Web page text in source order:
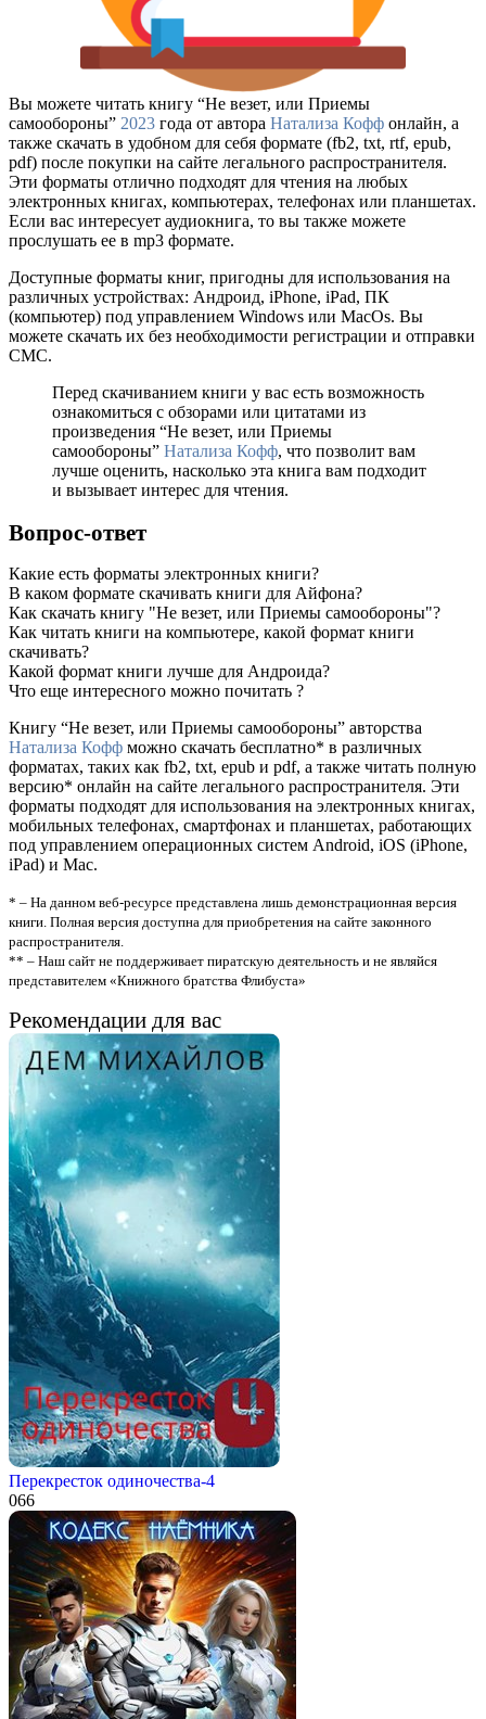
Вы можете читать книгу “Не везет, или Приемы
самообороны” 2023 года от автора Натализа Кофф онлайн, а
также скачать в удобном для себя формате (fb2, txt, rtf, epub,
pdf) после покупки на сайте легального распространителя.
Эти форматы отлично подходят для чтения на любых
электронных книгах, компьютерах, телефонах или планшетах.
Если вас интересует аудиокнига, то вы также можете
прослушать ее в mp3 формате.
Доступные форматы книг, пригодны для использования на
различных устройствах: Андроид, iPhone, iPad, ПК
(компьютер) под управлением Windows или MacOs. Вы
можете скачать их без необходимости регистрации и отправки
СМС.
Перед скачиванием книги у вас есть возможность
ознакомиться с обзорами или цитатами из
произведения “Не везет, или Приемы
самообороны” Натализа Кофф, что позволит вам
лучше оценить, насколько эта книга вам подходит
и вызывает интерес для чтения.
Вопрос-ответ
Какие есть форматы электронных книги?
В каком формате скачивать книги для Айфона?
Как скачать книгу "Не везет, или Приемы самообороны"?
Как читать книги на компьютере, какой формат книги
скачивать?
Какой формат книги лучше для Андроида?
Что еще интересного можно почитать ?
Книгу “Не везет, или Приемы самообороны” авторства
Натализа Кофф можно скачать бесплатно* в различных
форматах, таких как fb2, txt, epub и pdf, а также читать полную
версию* онлайн на сайте легального распространителя. Эти
форматы подходят для использования на электронных книгах,
мобильных телефонах, смартфонах и планшетах, работающих
под управлением операционных систем Android, iOS (iPhone,
iPad) и Mac.
* – На данном веб-ресурсе представлена лишь демонстрационная версия
книги. Полная версия доступна для приобретения на сайте законного
распространителя.
** – Наш сайт не поддерживает пиратскую деятельность и не являйся
представителем «Книжного братства Флибуста»
Рекомендации для вас
Перекресток одиночества-4
066